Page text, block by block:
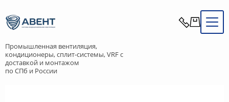
Промышленная вентиляция,
кондиционеры, сплит-системы, VRF с
доставкой и монтажом
по СПб и России